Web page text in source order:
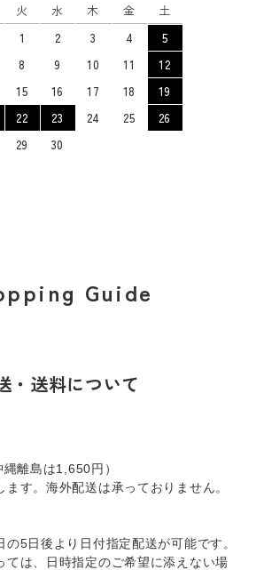
火 水 木 金
土
1
2 3 4
5
8 9 10 11
12
15 16 17 18
19
22 23 24 25
26
29 30
Guide
・送料について
離島は1,650円）
す。海外配送は承っておりません。
5日後より日付指定配送が可能です。
ては、日時指定のご希望に添えない場